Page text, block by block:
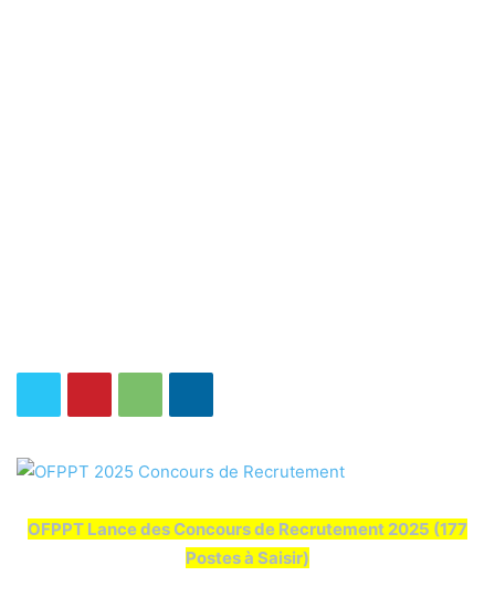
OFPPT Lance des Concours de Recrutement 2025 (177
Postes à Saisir)